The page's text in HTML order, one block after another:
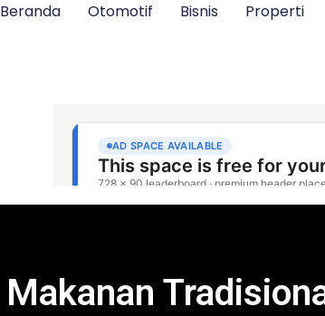
Beranda Otomotif Bisnis Properti
Makanan